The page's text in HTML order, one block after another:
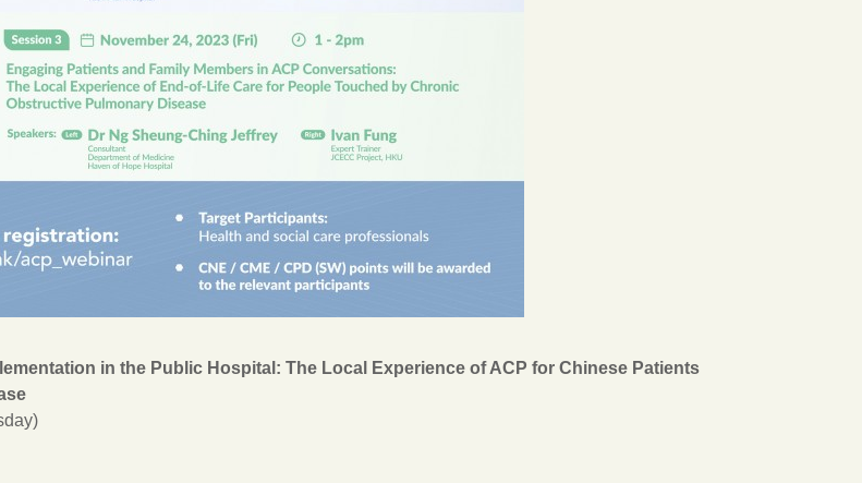
in the Public Hospital: The Local Experience of ACP for Chinese Patients